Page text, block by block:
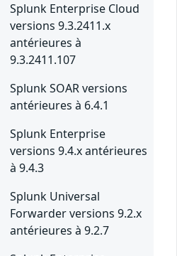
Splunk Enterprise Cloud
versions 9.3.2411.x
antérieures à
9.3.2411.107
Splunk SOAR versions
antérieures à 6.4.1
Splunk Enterprise
versions 9.4.x antérieures
à 9.4.3
Splunk Universal
Forwarder versions 9.2.x
antérieures à 9.2.7